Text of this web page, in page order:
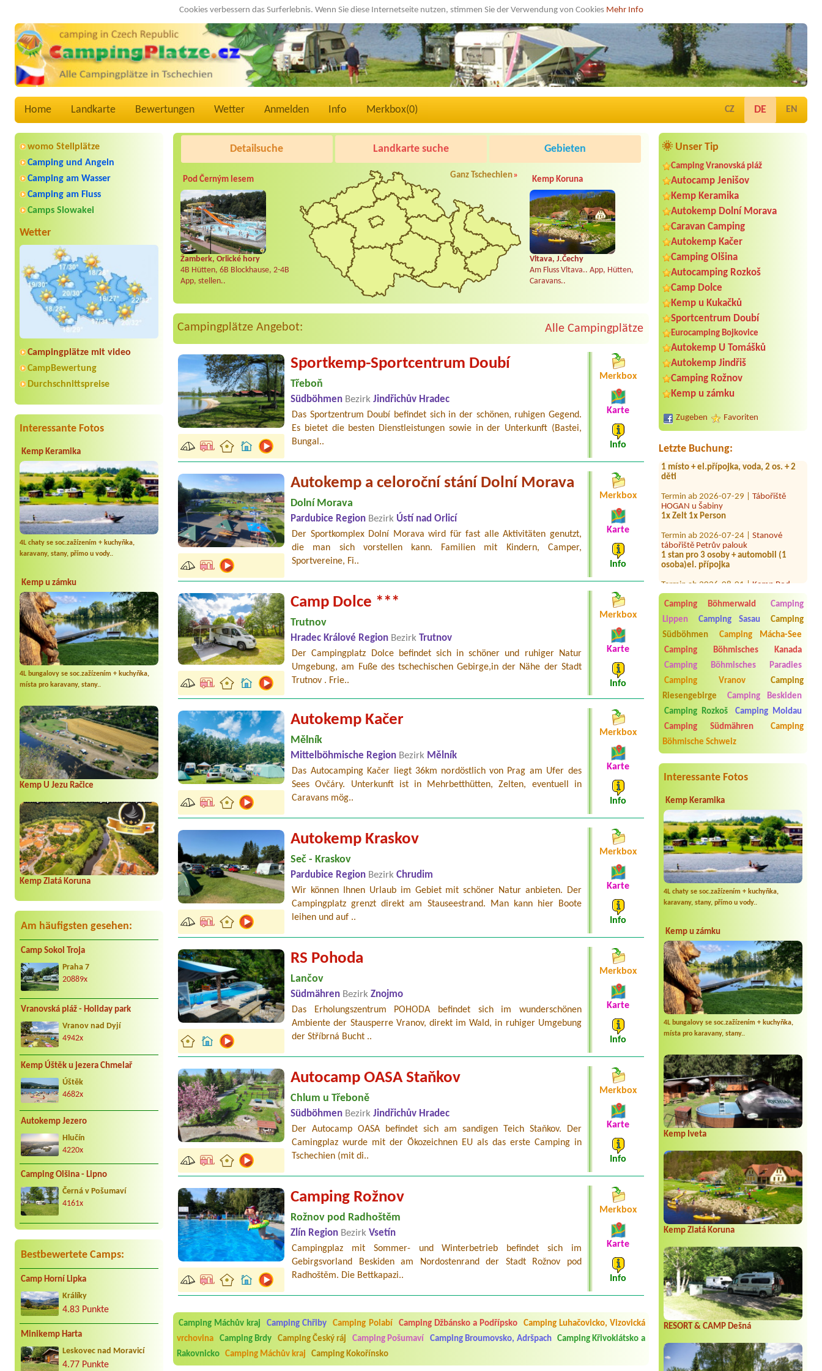
Cookies verbessern das Surferlebnis. Wenn Sie diese Internetseite nutzen, stimmen Sie der Verwendung von Cookies Mehr Info
Home Landkarte Bewertungen Wetter Anmelden Info Merkbox(0) CZ DE EN
womo Stellplätze
Camping und Angeln
Camping am Wasser
Camping am Fluss
Camps Slowakei
Wetter
Campingplätze mit video
CampBewertung
Durchschnittspreise
Interessante Fotos
Kemp Keramika
4L chaty se soc.zažízením + kuchyňka,
karavany, stany, přímo u vody..
Kemp u zámku
4L bungalovy se soc.zažízením + kuchyňka,
místa pro karavany, stany..
Kemp U Jezu Račice
Kemp Zlatá Koruna
Am häufigsten gesehen:
Camp Sokol Troja
Praha 7
20889x
Vranovská pláž - Holiday park
Vranov nad Dyjí
4942x
Kemp Úštěk u jezera Chmelař
Úštěk
4682x
Autokemp Jezero
Hlučín
4220x
Camping Olšina - Lipno
Černá v Pošumaví
4161x
Bestbewertete Camps:
Camp Horní Lipka
Králíky
4.83 Punkte
Minikemp Harta
Leskovec nad Moravicí
4.77 Punkte
🌞 Unser Tip
Camping Vranovská pláž
Autocamp Jenišov
Kemp Keramika
Autokemp Dolní Morava
Caravan Camping
Autokemp Kačer
Camping Olšina
Autocamping Rozkoš
Camp Dolce
Kemp u Kukačků
Sportcentrum Doubí
Eurocamping Bojkovice
Autokemp U Tomášků
Autokemp Jindřiš
Camping Rožnov
Kemp u zámku
Zugeben Favoriten
Letzte Buchung:
Termin ab 2026-08-04 |
Olšina - Lipno
1 obytné auto + 2 osoby + El. přípojka
Termin ab 2026-08-03 |
Srub
Český Krumlov
1 místo + el.přípojka, voda, 2 os. + 2
děti
HOGAN u Šabiny
1x Zelt 1x Person
tábořiště Petrův palouk
1 stan pro 3 osoby + automobil (1
osoba)el. přípojka
Lipami
1 místo pro stan , dva dospělí a dítě 3
roky
Termin ab 2026-07-24 |Autokemp "U
Vody"
osoby+1 pes
Termin ab 2026-07-30 |
koupalistě Vémyslice
1x místo pro dodávku s elektřinou
Termin ab 2026-08-18 |Autocamp
Erika
Termin ab 2026-08-21 |
Camping Böhmerwald
Camping
Lippen
Camping Sasau
Camping
Südböhmen
Camping Mácha-See
Camping Böhmisches Kanada
Camping Böhmisches Paradies
Camping Vranov
Camping
Riesengebirge
Camping Beskiden
Camping Rozkoš
Camping Moldau
Camping Südmähren
Camping
Böhmische Schweiz
Interessante Fotos
Kemp Keramika
4L chaty se soc.zažízením + kuchyňka,
karavany, stany, přímo u vody..
Kemp u zámku
4L bungalovy se soc.zažízením + kuchyňka,
místa pro karavany, stany..
Kemp Iveta
Kemp Zlatá Koruna
RESORT & CAMP Dešná
Detailsuche Landkarte suche Gebieten
Pod Černým lesem
Žamberk, Orlické hory
4B Hütten, 6B Blockhause, 2-4B
App, stellen..
Ganz Tschechien» Kemp Koruna
Vltava, J.Čechy
Am Fluss Vltava.. App, Hütten,
Caravans..
Campingplätze Angebot: Alle Campingplätze
Sportkemp-Sportcentrum Doubí
Třeboň
Südböhmen Bezirk Jindřichův Hradec
Das Sportzentrum Doubí befindet sich in der schönen, ruhigen Gegend.
Es bietet die besten Dienstleistungen sowie in der Unterkunft (Bastei,
Bungal..
Merkbox
Karte
Info
Autokemp a celoroční stání Dolní Morava
Dolní Morava
Pardubice Region Bezirk Ústí nad Orlicí
Der Sportkomplex Dolní Morava wird für fast alle Aktivitäten genutzt,
die man sich vorstellen kann. Familien mit Kindern, Camper,
Sportvereine, Fi..
Merkbox
Karte
Info
Camp Dolce ***
Trutnov
Hradec Králové Region Bezirk Trutnov
Der Campingplatz Dolce befindet sich in schöner und ruhiger Natur
Umgebung, am Fuße des tschechischen Gebirge,in der Nähe der Stadt
Trutnov . Frie..
Merkbox
Karte
Info
Autokemp Kačer
Mělník
Mittelböhmische Region Bezirk Mělník
Das Autocamping Kačer liegt 36km nordöstlich von Prag am Ufer des
Sees Ovčáry. Unterkunft ist in Mehrbetthütten, Zelten, eventuell in
Caravans mög..
Merkbox
Karte
Info
Autokemp Kraskov
Seč - Kraskov
Pardubice Region Bezirk Chrudim
Wir können Ihnen Urlaub im Gebiet mit schöner Natur anbieten. Der
Campingplatz grenzt direkt am Stauseestrand. Man kann hier Boote
leihen und auf ..
Merkbox
Karte
Info
RS Pohoda
Lančov
Südmähren Bezirk Znojmo
Das Erholungszentrum POHODA befindet sich im wunderschönen
Ambiente der Stausperre Vranov, direkt im Wald, in ruhiger Umgebung
der Stříbrná Bucht ..
Merkbox
Karte
Info
Autocamp OASA Staňkov
Chlum u Třeboně
Südböhmen Bezirk Jindřichův Hradec
Der Autocamp OASA befindet sich am sandigen Teich Staňkov. Der
Camingplaz wurde mit der Ökozeichnen EU als das erste Camping in
Tschechien (mit di..
Merkbox
Karte
Info
Camping Rožnov
Rožnov pod Radhoštěm
Zlín Region Bezirk Vsetín
Campingplaz mit Sommer- und Winterbetrieb befindet sich im
Gebirgsvorland Beskiden am Nordostenrand der Stadt Rožnov pod
Radhoštěm. Die Bettkapazi..
Merkbox
Karte
Info
Camping Máchův kraj Camping Chřiby Camping Polabí Camping Džbánsko a Podřípsko
Camping Luhačovicko, Vizovická
vrchovina
Camping Brdy Camping Český ráj Camping Pošumaví Camping Broumovsko, Adršpach
Camping Křivoklátsko a
Rakovnicko
Camping Máchův kraj Camping Kokořínsko
Aneta Melicharová***
utěrky, což při množství návštěvníků není samozřejmost. V kempu je obchod a restaurace, kebab a další občerstvení. Co nás ale
velice zklamalo byl celodenní hluk z repráků u stanů a absolutní bezohlednost ostatních ubytovaných. Přes den jsem si připadala
jak na pouti- z každého koutu hrála jiná hudba.Kemp pěkný, ale takový rámus jsme ještě nezažili...
Jana*****
Chtěli jsme být týden,byli jsme dva. Na začátku prázdnin. Přijeli jsme karavanem. Klid pohoda socialky nové krásné čisté,koupání